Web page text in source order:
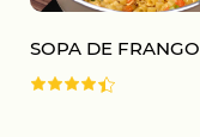
SOPA DE FRANGO